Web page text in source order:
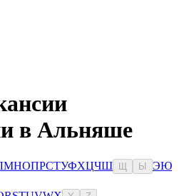
в Альняше
МНОПРСТУФХЦЧШ Ы ЭЮ